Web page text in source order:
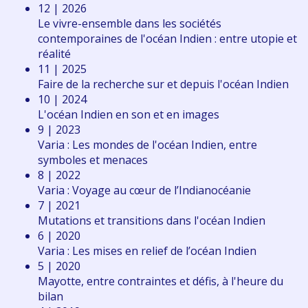
12 | 2026
Le vivre-ensemble dans les sociétés
contemporaines de l'océan Indien : entre utopie et
réalité
11 | 2025
Faire de la recherche sur et depuis l'océan Indien
10 | 2024
L'océan Indien en son et en images
9 | 2023
Varia : Les mondes de l'océan Indien, entre
symboles et menaces
8 | 2022
Varia : Voyage au cœur de l’Indianocéanie
7 | 2021
Mutations et transitions dans l'océan Indien
6 | 2020
Varia : Les mises en relief de l’océan Indien
5 | 2020
Mayotte, entre contraintes et défis, à l'heure du
bilan